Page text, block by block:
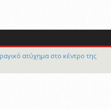
ατύχημα στο κέντρο της